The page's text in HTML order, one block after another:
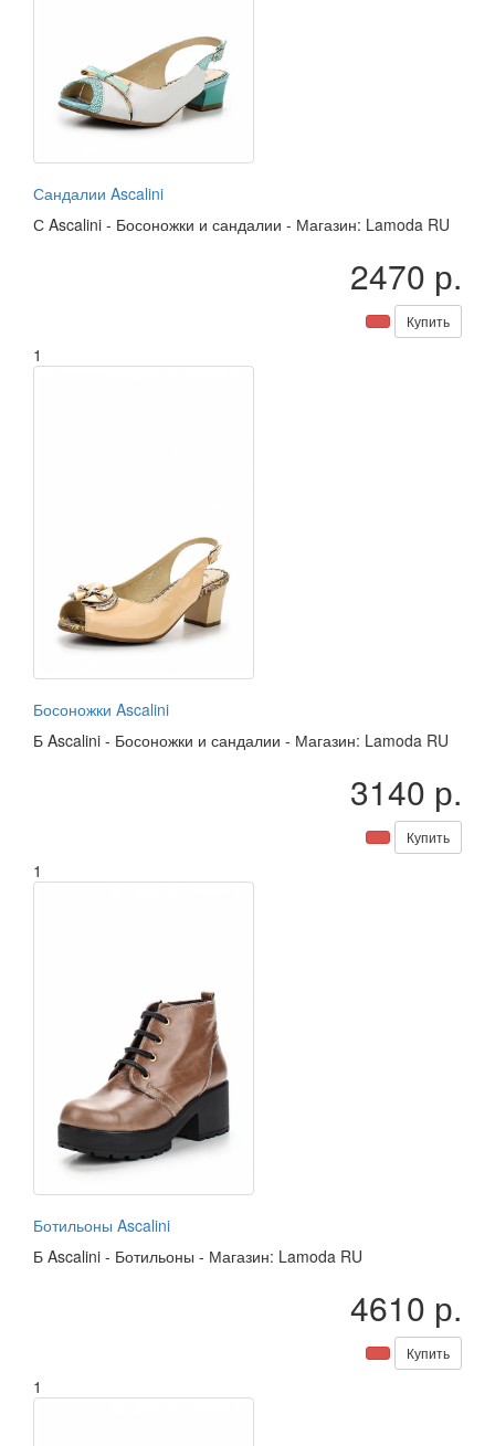
Сандалии Ascalini
С Ascalini - Босоножки и сандалии - Магазин: Lamoda RU
2470 р.
Купить
1
Босоножки Ascalini
Б Ascalini - Босоножки и сандалии - Магазин: Lamoda RU
3140 р.
Купить
1
Ботильоны Ascalini
Б Ascalini - Ботильоны - Магазин: Lamoda RU
4610 р.
Купить
1